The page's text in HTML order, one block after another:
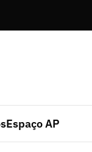
Espaço AP